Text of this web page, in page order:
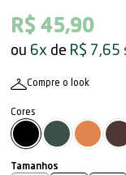
R$ 45,90
6x R$ 7,65
Compre o look